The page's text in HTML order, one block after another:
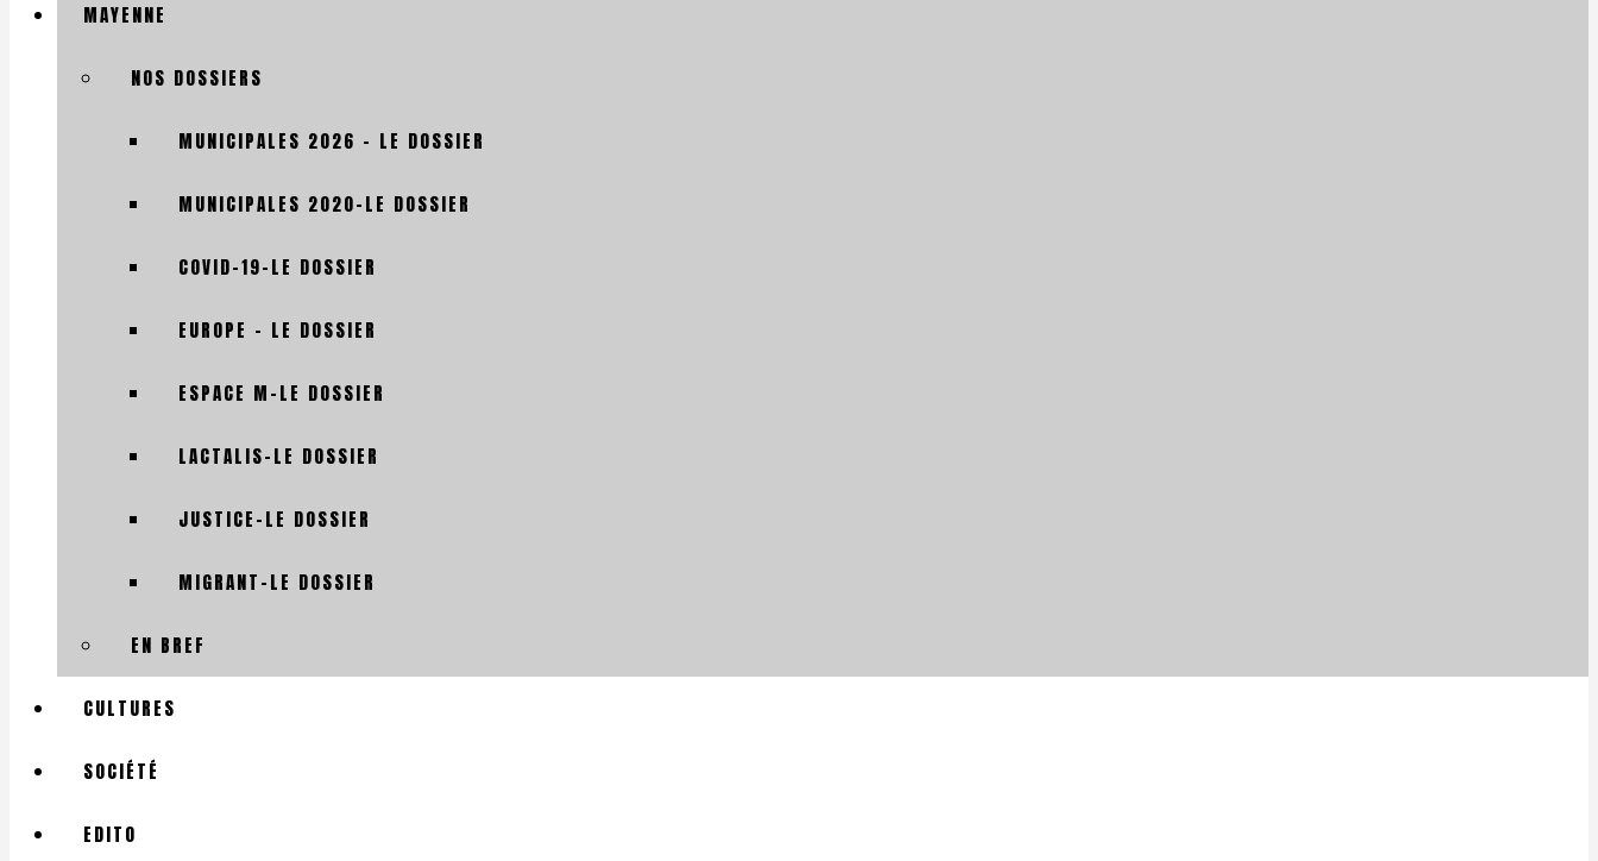
MAYENNE
NOS DOSSIERS
MUNICIPALES 2026 – LE DOSSIER
MUNICIPALES 2020-LE DOSSIER
COVID-19-LE DOSSIER
EUROPE – LE DOSSIER
ESPACE M-LE DOSSIER
LACTALIS-LE DOSSIER
JUSTICE-LE DOSSIER
MIGRANT-LE DOSSIER
EN BREF
CULTURES
SOCIÉTÉ
EDITO